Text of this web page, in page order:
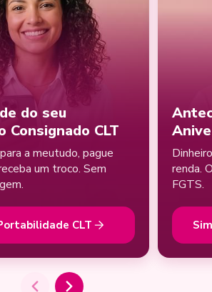
do seu
Consignado CLT
a meutudo, pague
um troco. Sem
CLT
renda.
FGTS.